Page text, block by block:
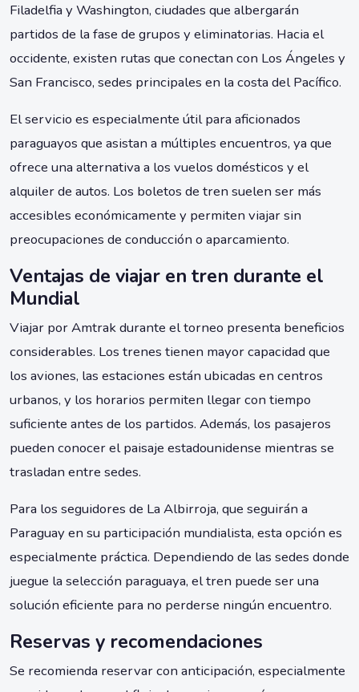
Filadelfia y Washington, ciudades que albergarán
partidos de la fase de grupos y eliminatorias. Hacia el
occidente, existen rutas que conectan con Los Ángeles y
San Francisco, sedes principales en la costa del Pacífico.
El servicio es especialmente útil para aficionados
paraguayos que asistan a múltiples encuentros, ya que
ofrece una alternativa a los vuelos domésticos y el
alquiler de autos. Los boletos de tren suelen ser más
accesibles económicamente y permiten viajar sin
preocupaciones de conducción o aparcamiento.
Ventajas de viajar en tren durante el
Mundial
Viajar por Amtrak durante el torneo presenta beneficios
considerables. Los trenes tienen mayor capacidad que
los aviones, las estaciones están ubicadas en centros
urbanos, y los horarios permiten llegar con tiempo
suficiente antes de los partidos. Además, los pasajeros
pueden conocer el paisaje estadounidense mientras se
trasladan entre sedes.
Para los seguidores de La Albirroja, que seguirán a
Paraguay en su participación mundialista, esta opción es
especialmente práctica. Dependiendo de las sedes donde
juegue la selección paraguaya, el tren puede ser una
solución eficiente para no perderse ningún encuentro.
Reservas y recomendaciones
Se recomienda reservar con anticipación, especialmente